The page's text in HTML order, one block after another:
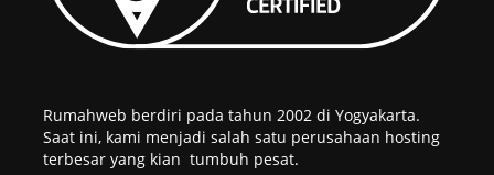
Rumahweb berdiri pada tahun 2002 di Yogyakarta.
Saat ini, kami menjadi salah satu perusahaan hosting
terbesar yang kian tumbuh pesat.